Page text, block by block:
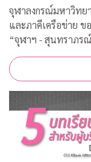
จุฬาลงกรณ์มหาวิท
และภาคีเครือข่าย ขอเชิญชมคอนเสิร์ตการกุศลจุฬาฯ ช่วยกาชาด
“จุฬาฯ - สุนทราภรณ์ สรว
ระดับตำนานของว